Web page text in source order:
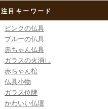
注目キーワード
ピンクの仏具
ブルーの仏具
赤ちゃん仏具
ガラスの火消し
赤ちゃん棺
仏具小物
ガラス位牌
かわいい仏壇